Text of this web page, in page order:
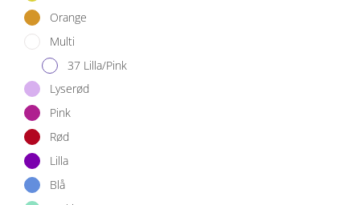
Orange
Multi
37 Lilla/Pink
Lyserød
Pink
Rød
Lilla
Blå